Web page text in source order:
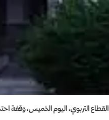
اليوم الخميس، وقفة احتجاجية